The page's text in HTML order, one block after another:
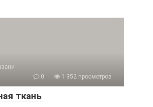
0
1 352 просмотров
ткань